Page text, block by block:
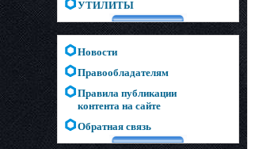
УТИЛИТЫ
Новости
Правообладателям
Правила публикации
контента на сайте
Обратная связь